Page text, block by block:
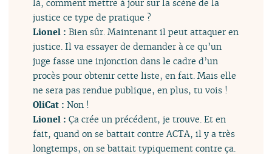
là, comment mettre à jour sur la scène de la
justice ce type de pratique ?
Lionel : Bien sûr. Maintenant il peut attaquer en
justice. Il va essayer de demander à ce qu’un
juge fasse une injonction dans le cadre d’un
procès pour obtenir cette liste, en fait. Mais elle
ne sera pas rendue publique, en plus, tu vois !
OliCat : Non !
Lionel : Ça crée un précédent, je trouve. Et en
fait, quand on se battait contre ACTA, il y a très
longtemps, on se battait typiquement contre ça.